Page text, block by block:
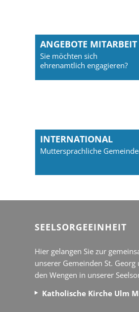
ANGEBOTE MITARBEIT
Sie möchten sich
ehrenamtlich engagieren?
INTERNATIONAL
Muttersprachliche
SEEL­SORGE­EINHEIT
Hier gelangen Sie zur
unserer Gemeinden St. Georg
den Wengen in unserer
Katholische Kirche Ulm